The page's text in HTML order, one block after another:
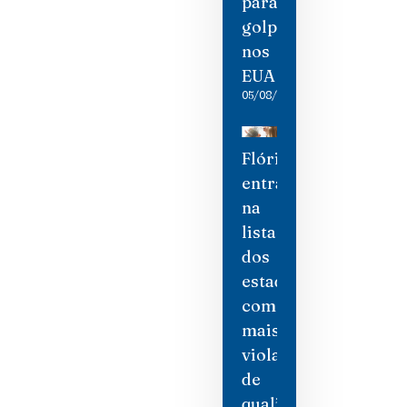
golpistas
nos
EUA
05/08/2026
Flórida
entra
na
lista
dos
estados
com
mais
violações
de